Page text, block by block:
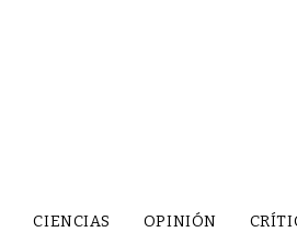
CIENCIAS OPINIÓN